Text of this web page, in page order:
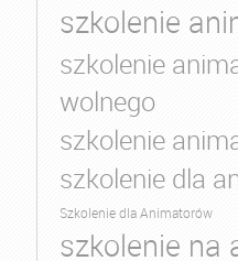
szkolenie
szkolenie
wolnego
szkolenie
szkolenie dla
Szkolenie dla Animatorów
szkolenie na